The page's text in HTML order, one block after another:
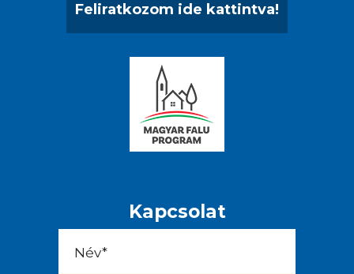
Feliratkozom ide kattintva!
Kapcsolat